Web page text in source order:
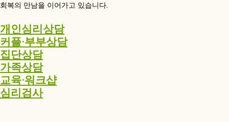
회복의 만남을 이어가고 있습니다.
개인심리상담
커플·부부상담
집단상담
가족상담
교육·워크샵
심리검사